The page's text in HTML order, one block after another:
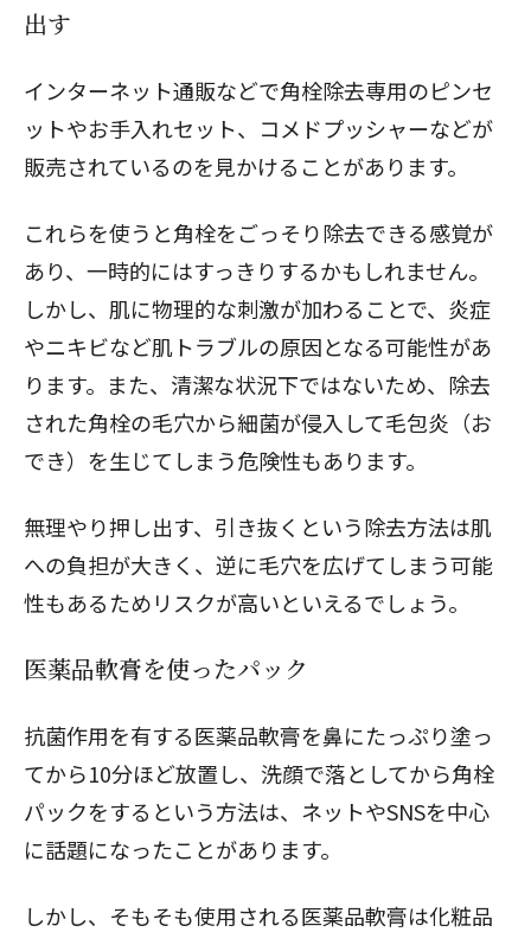
出す
インターネット通販などで角栓除去専用のピンセ
ットやお手入れセット、コメドプッシャーなどが
販売されているのを見かけることがあります。
これらを使うと角栓をごっそり除去できる感覚が
あり、一時的にはすっきりするかもしれません。
しかし、肌に物理的な刺激が加わることで、炎症
やニキビなど肌トラブルの原因となる可能性があ
ります。また、清潔な状況下ではないため、除去
された角栓の毛穴から細菌が侵入して毛包炎（お
でき）を生じてしまう危険性もあります。
無理やり押し出す、引き抜くという除去方法は肌
への負担が大きく、逆に毛穴を広げてしまう可能
性もあるためリスクが高いといえるでしょう。
医薬品軟膏を使ったパック
抗菌作用を有する医薬品軟膏を鼻にたっぷり塗っ
てから10分ほど放置し、洗顔で落としてから角栓
パックをするという方法は、ネットやSNSを中心
に話題になったことがあります。
しかし、そもそも使用される医薬品軟膏は化粧品